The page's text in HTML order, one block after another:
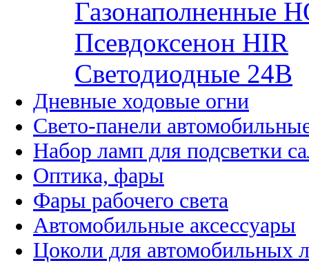
Газонаполненные
Псевдоксенон HIR
Cветодиодные 24B
Дневные ходовые огни
Свето-панели
Набор ламп для подсветки
Оптика, фары
Фары рабочего света
Автомобильные аксессуары
Цоколи для автомобильных